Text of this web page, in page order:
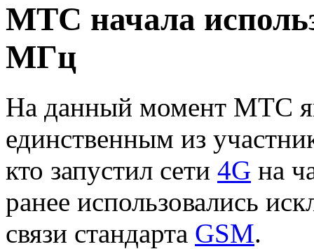
МТС начала
МГц
На данный момент МТС
единственным из
кто запустил сети 4G на
ранее использовались
связи стандарта GSM.